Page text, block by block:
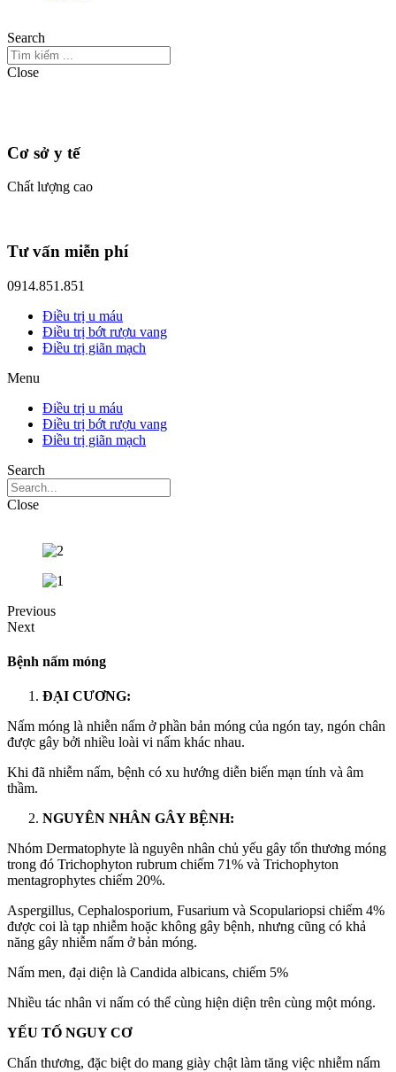
Search
Close
Cơ sở y tế
Chất lượng cao
Tư vấn miễn phí
0914.851.851
Điều trị u máu
Điều trị bớt rượu vang
Điều trị giãn mạch
Menu
Điều trị u máu
Điều trị bớt rượu vang
Điều trị giãn mạch
Search
Close
Previous
Next
Bệnh nấm móng
ĐẠI CƯƠNG:
Nấm móng là nhiễn nấm ở phần bản móng của ngón tay, ngón chân
được gây bởi nhiều loài vi nấm khác nhau.
Khi đã nhiễm nấm, bệnh có xu hướng diễn biến mạn tính và âm
thầm.
NGUYÊN NHÂN GÂY BỆNH:
Nhóm Dermatophyte là nguyên nhân chủ yếu gây tổn thương móng
trong đó Trichophyton rubrum chiếm 71% và Trichophyton
mentagrophytes chiếm 20%.
Aspergillus, Cephalosporium, Fusarium và Scopulariopsi chiếm 4%
được coi là tạp nhiễm hoặc không gây bệnh, nhưng cũng có khả
năng gây nhiễm nấm ở bản móng.
Nấm men, đại diện là Candida albicans, chiếm 5%
Nhiều tác nhân vi nấm có thể cùng hiện diện trên cùng một móng.
YẾU TỐ NGUY CƠ
Chấn thương, đặc biệt do mang giày chật làm tăng việc nhiễm nấm